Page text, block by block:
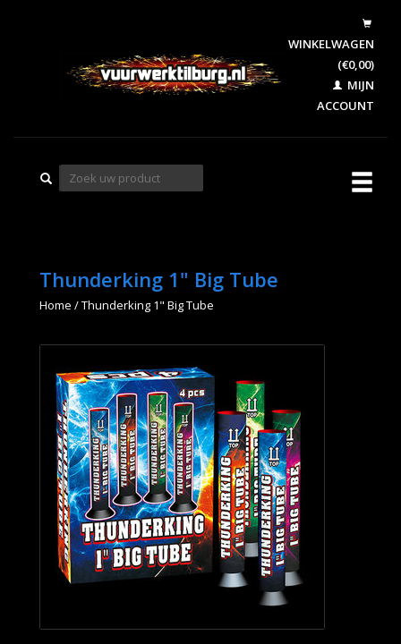
WINKELWAGEN
(€0,00)
MIJN
ACCOUNT
Thunderking 1" Big Tube
Home /Thunderking 1" Big Tube